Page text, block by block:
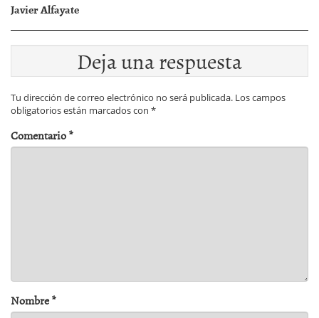
Javier Alfayate
Deja una respuesta
Tu dirección de correo electrónico no será publicada. Los campos
obligatorios están marcados con *
Comentario*
Nombre*